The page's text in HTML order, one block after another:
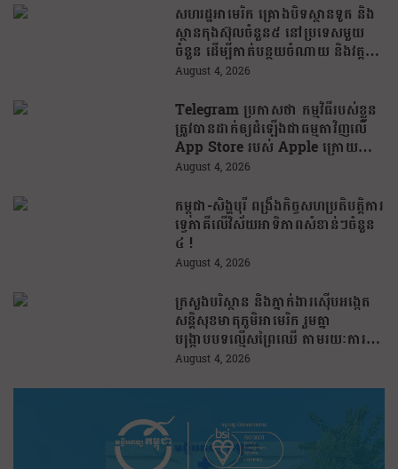
សហរដ្ឋអាមេរិក គ្រោងបិទស្ថានទូត និង
ស្ថានកុងស៊ុលចំនួន៥ នៅប្រទេសមួយ
ចំនួន ដើម្បីកាត់បន្ថយចំណាយ និងវត្ត
មានការទូតដែលគ្មានប្រសិទ្ធភាព
August 4, 2026
Telegram ប្រកាសថា កម្មវិធីរបស់ខ្លួន
ត្រូវបានដាក់ឲ្យដំឡើងជាធម្មតាវិញលើ
App Store របស់ Apple ក្រោយបាត់
ខ្លួនដោយគ្មានការបញ្ជាក់ពីមូលហេតុ
August 4, 2026
កម្ពុជា-សិង្ហបុរី ពង្រឹងកិច្ចសហប្រតិបត្តិការ
ទ្វេភាគីលើវិស័យអាទិភាពសំខាន់ៗចំនួន
៤ !
August 4, 2026
ក្រសួងបរិស្ថាន និងភ្នាក់ងារស៊ើបអង្កេត
សន្តិសុខមាតុភូមិអាមេរិក រួមគ្នា
បង្រ្កាបបទល្មើសព្រៃឈើ តាមរយៈការប្រើ
ប្រាស់បច្ចេកវិទ្យា
August 4, 2026